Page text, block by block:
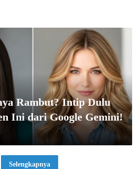
Rambut? Intip Dulu
Ini dari Google Gemini!
Selengkapnya